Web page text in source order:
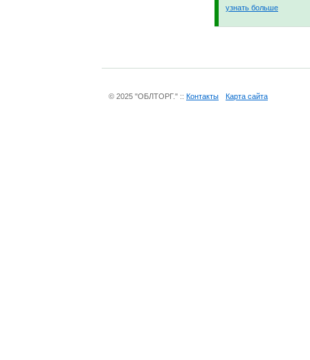
узнать больше
© 2025 "ОБЛТОРГ." :: Контакты Карта сайта